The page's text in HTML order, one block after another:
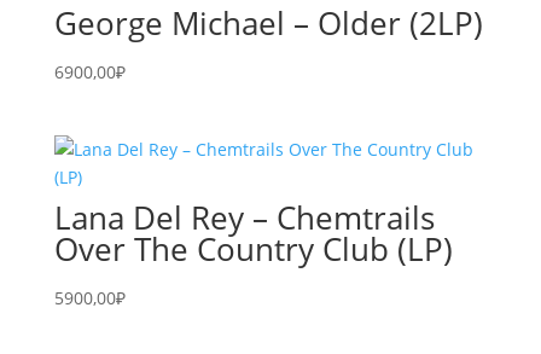
George Michael – Older (2LP)
6900,00₽
Lana Del Rey – Chemtrails
Over The Country Club (LP)
5900,00₽